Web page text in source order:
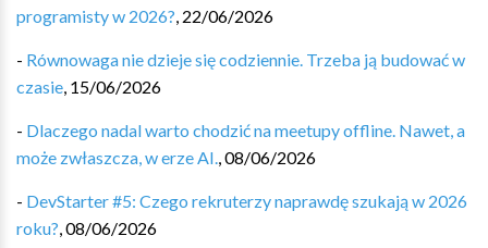
programisty w 2026?, 22/06/2026
- Równowaga nie dzieje się codziennie. Trzeba ją budować w
czasie, 15/06/2026
- Dlaczego nadal warto chodzić na meetupy offline. Nawet, a
może zwłaszcza, w erze AI.,08/06/2026
- DevStarter #5: Czego rekruterzy naprawdę szukają w 2026
roku?,08/06/2026